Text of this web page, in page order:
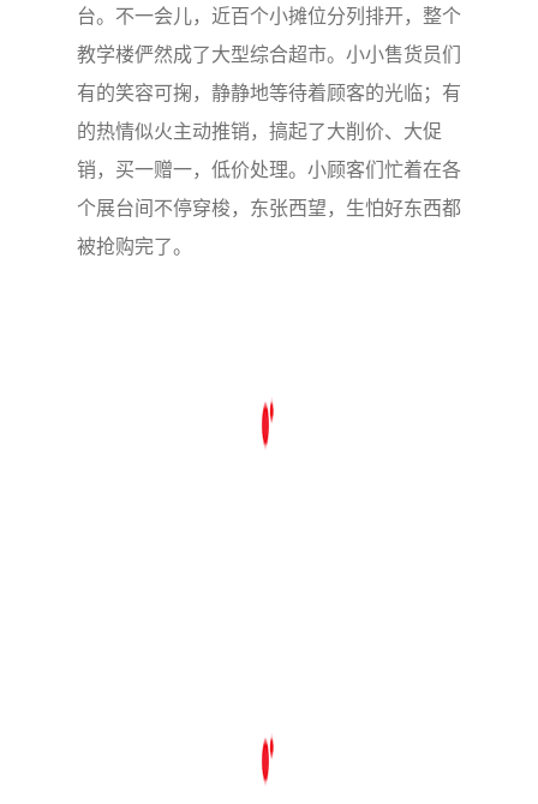
台。不一会儿，近百个小摊位分列排开，整个
教学楼俨然成了大型综合超市。小小售货员们
有的笑容可掬，静静地等待着顾客的光临；有
的热情似火主动推销，搞起了大削价、大促
销，买一赠一，低价处理。小顾客们忙着在各
个展台间不停穿梭，东张西望，生怕好东西都
被抢购完了。